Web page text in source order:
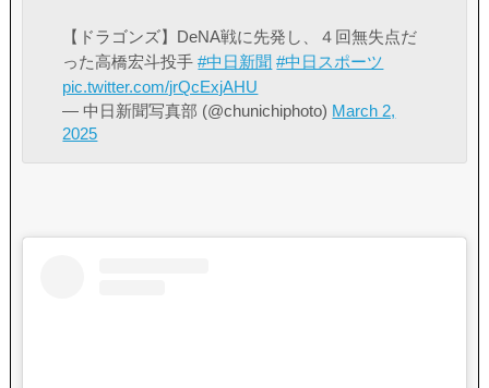
【ドラゴンズ】DeNA戦に先発し、４回無失点だ
った高橋宏斗投手#中日新聞 #中日スポーツ
pic.twitter.com/jrQcExjAHU
— 中日新聞写真部 (@chunichiphoto) March 2,
2025